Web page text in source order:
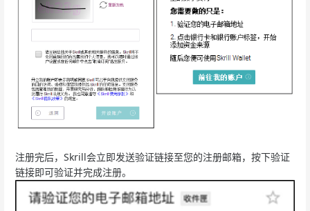
注册完后，Skrill会立即发送验证链接至您的注册邮箱，按下验证
链接即可验证并完成注册。